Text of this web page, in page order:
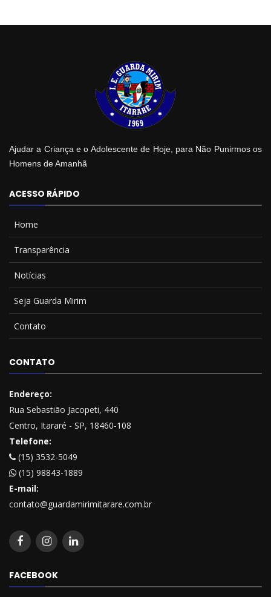
Ajudar a Criança e o Adolescente de Hoje, para Não Punirmos os
Homens de Amanhã
ACESSO RÁPIDO
Home
Transparência
Notícias
Seja Guarda Mirim
Contato
CONTATO
Endereço:
Rua Sebastião Jacopeti, 440
Centro, Itararé - SP, 18460-108
Telefone:
(15) 3532-5049
(15) 98843-1889
E-mail:
contato@guardamirimitarare.com.br
FACEBOOK